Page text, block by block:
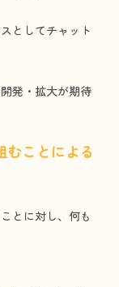
としてチャット
発・拡大が期待
ことによる
とに対し、何も